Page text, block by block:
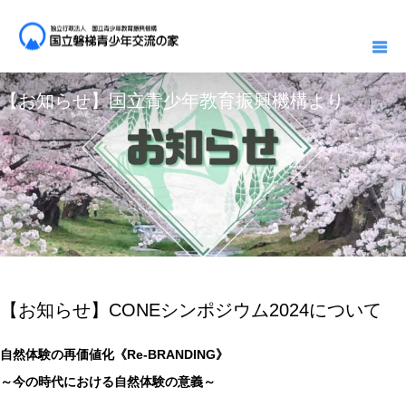
2024.09.27
【お知らせ】国立青少年教育振興機構より
【お知らせ】CONEシンポジウム2024について
自然体験の再価値化《Re-BRANDING》
～今の時代における自然体験の意義～